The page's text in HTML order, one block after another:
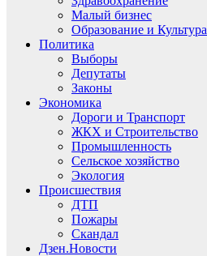
Малый бизнес
Образование и Культура
Политика
Выборы
Депутаты
Законы
Экономика
Дороги и Транспорт
ЖКХ и Строительство
Промышленность
Сельское хозяйство
Экология
Происшествия
ДТП
Пожары
Скандал
Дзен.Новости